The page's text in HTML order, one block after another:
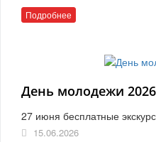
Подробнее
День молодежи 2026
27 июня бесплатные
15.06.2026